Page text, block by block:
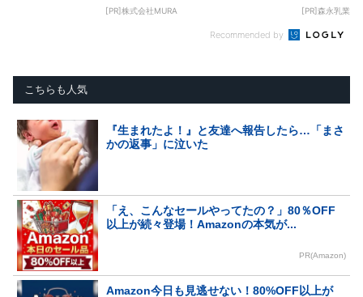
[PR]株式会社MURA [PR]森永乳業
Recommended by
こちらも人気
『生まれたよ！』と友達へ報告したら…「まさ
かの返事」に泣いた
「え、こんなセールやってたの？」80％OFF
以上が続々登場！Amazonの本気が...
PR(Amazon)
Amazon今日も見逃せない！80%OFF以上が